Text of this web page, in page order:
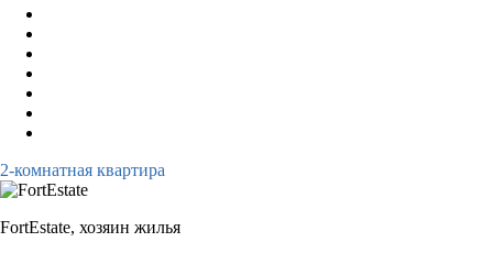
2-комнатная квартира
FortEstate, хозяин жилья